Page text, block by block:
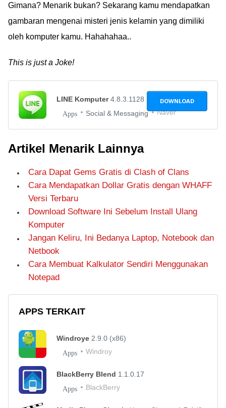
Gimana? Menarik bukan? Sekarang kamu mendapatkan
gambaran mengenai misteri jenis kelamin yang dimiliki
oleh komputer kamu. Hahahahaa..
This is just a Joke!
LINE Komputer4.8.3.1128
Apps Social & Messaging Naver
DOWNLOAD
Artikel Menarik Lainnya
Cara Dapat Gems Gratis di Clash of Clans
Cara Mendapatkan Dollar Gratis dengan WHAFF
Versi Terbaru
Download Software Ini Sebelum Install Ulang
Komputer
Jangan Keliru, Ini Bedanya Laptop, Notebook dan
Netbook
Cara Membuat Kalkulator Sendiri Menggunakan
Notepad
APPS TERKAIT
Windroye 2.9.0 (x86)
Apps Windroy
BlackBerry Blend 1.1.0.17
Apps BlackBerry